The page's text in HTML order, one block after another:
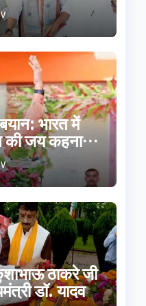
भारत में
की जय कहना
ठाकरे जी
डॉ. यादव